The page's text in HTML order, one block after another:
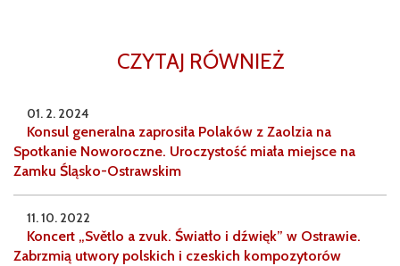
CZYTAJ RÓWNIEŻ
01. 2. 2024
Konsul generalna zaprosiła Polaków z Zaolzia na
Spotkanie Noworoczne. Uroczystość miała miejsce na
Zamku Śląsko-Ostrawskim
11. 10. 2022
Koncert „Světlo a zvuk. Światło i dźwięk” w Ostrawie.
Zabrzmią utwory polskich i czeskich kompozytorów